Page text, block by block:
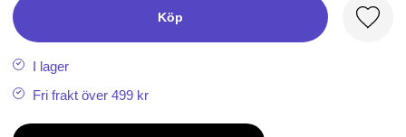
Köp
I lager
Fri frakt över 499 kr